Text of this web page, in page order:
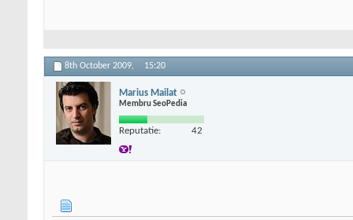
8th October 2009, 15:20
Marius Mailat
Membru SeoPedia
Reputatie: 42